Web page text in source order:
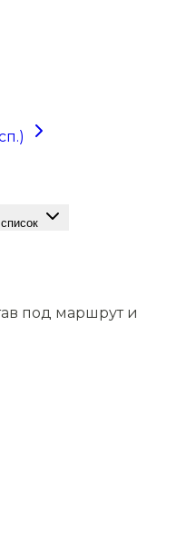
под маршрут и